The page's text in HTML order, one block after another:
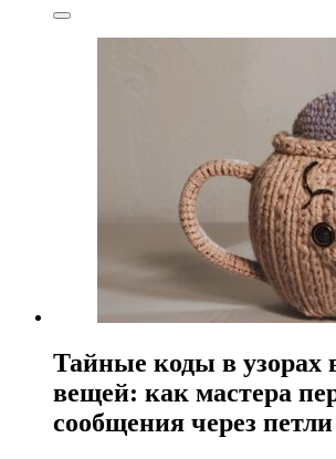
Тайные коды в узорах
вещей: как мастера
сообщения через петли